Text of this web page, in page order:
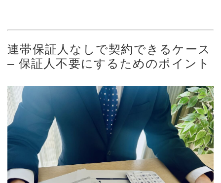
連帯保証人なしで契約できるケース
– 保証人不要にするためのポイント